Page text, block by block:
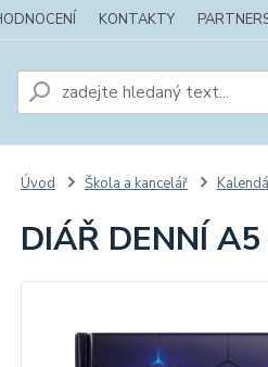
KONTAKTY
Úvod Škola a kancelář
DIÁŘ DENNÍ